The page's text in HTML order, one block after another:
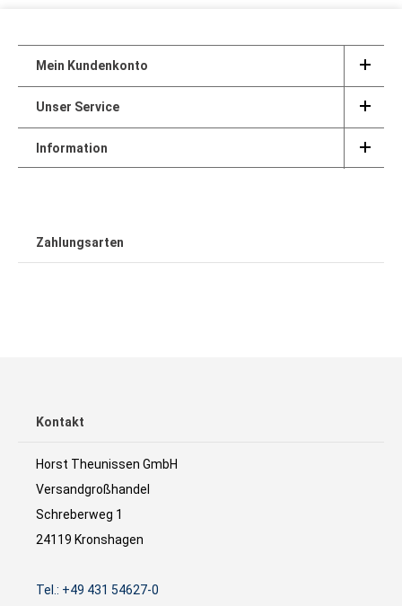
Mein Kundenkonto
Unser Service
Information
Zahlungsarten
Kontakt
Horst Theunissen GmbH
Versandgroßhandel
Schreberweg 1
24119 Kronshagen
Tel.: +49 431 54627-0